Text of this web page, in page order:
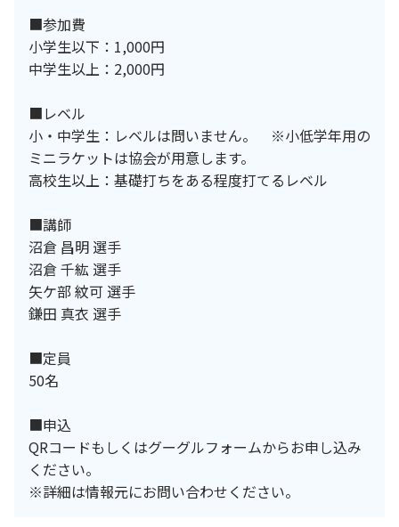
■参加費
小学生以下：1,000円
中学生以上：2,000円
■レベル
小・中学生：レベルは問いません。 ※小低学年用の
ミニラケットは協会が用意します。
高校生以上：基礎打ちをある程度打てるレベル
■講師
沼倉 昌明 選手
沼倉 千紘 選手
矢ケ部 紋可 選手
鎌田 真衣 選手
■定員
50名
■申込
QRコードもしくはグーグルフォームからお申し込み
ください。
※詳細は情報元にお問い合わせください。